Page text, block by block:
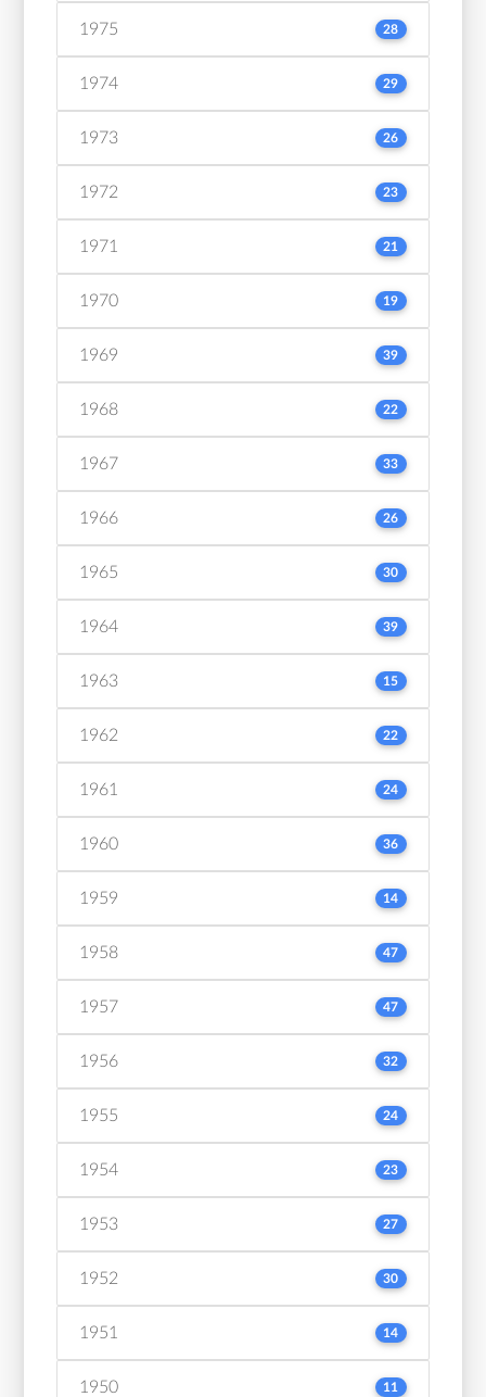
1975 28
1974 29
1973 26
1972 23
1971 21
1970 19
1969 39
1968 22
1967 33
1966 26
1965 30
1964 39
1963 15
1962 22
1961 24
1960 36
1959 14
1958 47
1957 47
1956 32
1955 24
1954 23
1953 27
1952 30
1951 14
1950 11